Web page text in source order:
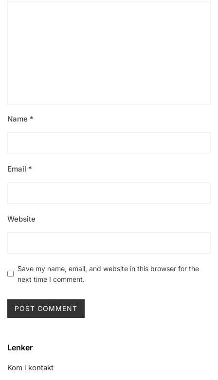
Name *
Email *
Website
Save my name, email, and website in this browser for the
next time I comment.
Lenker
Kom i kontakt